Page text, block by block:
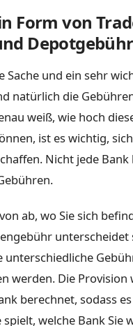
Form von
Sache und ein sehr
natürlich die
weiß, wie hoch
ist es wichtig,
Nicht jede
ab, wo Sie sich
unterscheidet
unterschiedliche
werden. Die
berechnet, sodass
welche Bank Sie